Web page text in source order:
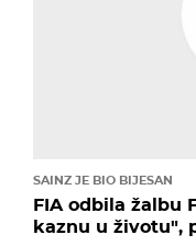
SAINZ JE BIO BIJESAN
FIA odbila žalbu
kaznu u životu",